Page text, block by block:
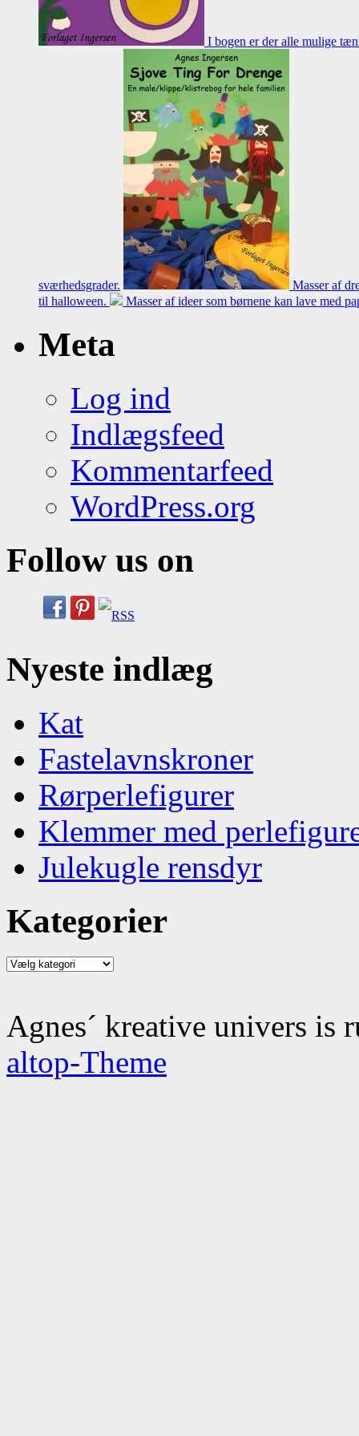
I bogen er der alle mulige
sværhedsgrader.
Masser af
til halloween.
Masser af ideer som børnene kan lave med
Meta
Log ind
Indlægsfeed
Kommentarfeed
WordPress.org
Follow us on
Nyeste indlæg
Kat
Fastelavnskroner
Rørperlefigurer
Klemmer med
Julekugle rensdyr
Kategorier
Kategorier
Agnes´ kreative univers
altop-Theme